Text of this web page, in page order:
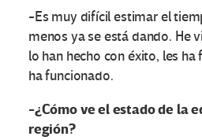
-Es muy difícil estimar el
menos ya se está dando. He
lo han hecho con éxito, les
ha funcionado.
-¿Cómo ve el estado de la
región?